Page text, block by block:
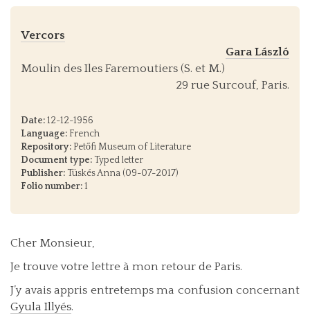
Vercors
Gara László
Moulin des Iles Faremoutiers (S. et M.)
29 rue Surcouf, Paris.
Date:12-12-1956
Language: French
Repository: Petőfi Museum of Literature
Document type: Typed letter
Publisher: Tüskés Anna (09-07-2017)
Folio number:1
Cher Monsieur,
Je trouve votre lettre à mon retour de Paris.
J’y avais appris entretemps ma confusion concernant
Gyula Illyés.